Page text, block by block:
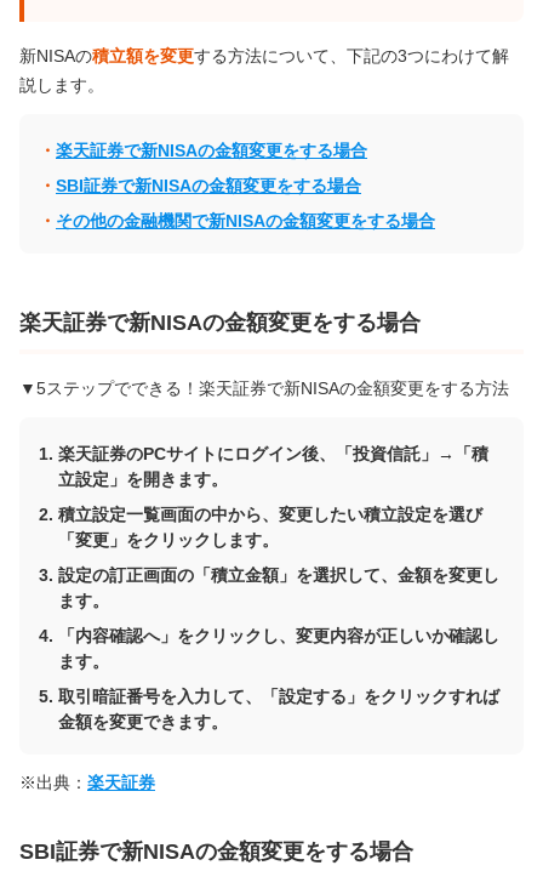
新NISAの積立額を変更する方法について、下記の3つにわけて解
説します。
楽天証券で新NISAの金額変更をする場合
SBI証券で新NISAの金額変更をする場合
その他の金融機関で新NISAの金額変更をする場合
楽天証券で新NISAの金額変更をする場合
▼5ステップでできる！楽天証券で新NISAの金額変更をする方法
楽天証券のPCサイトにログイン後、「投資信託」→「積
立設定」を開きます。
積立設定一覧画面の中から、変更したい積立設定を選び
「変更」をクリックします。
設定の訂正画面の「積立金額」を選択して、金額を変更し
ます。
「内容確認へ」をクリックし、変更内容が正しいか確認し
ます。
取引暗証番号を入力して、「設定する」をクリックすれば
金額を変更できます。
※出典： 楽天証券
SBI証券で新NISAの金額変更をする場合